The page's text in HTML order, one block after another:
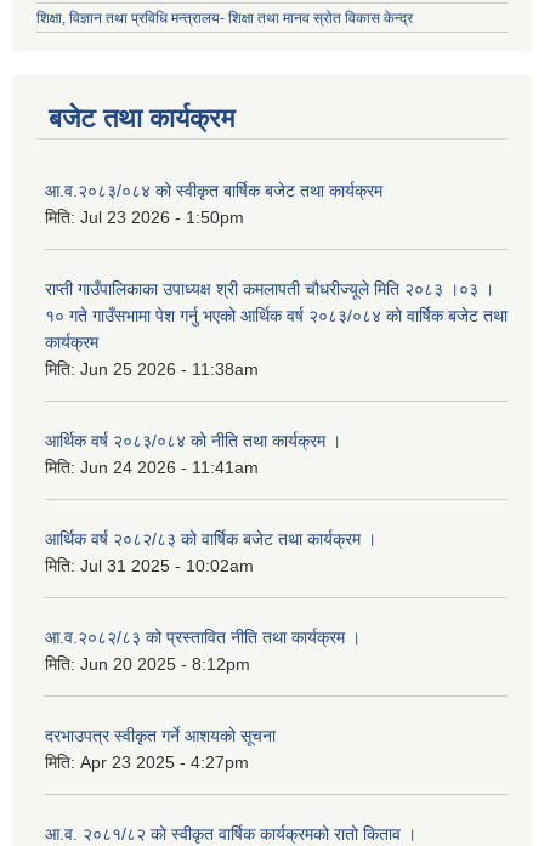
शिक्षा, विज्ञान तथा प्रविधि मन्त्रालय- शिक्षा तथा मानव स्रोत विकास केन्द्र
बजेट तथा कार्यक्रम
आ.व.२०८३/०८४ को स्वीकृत बार्षिक बजेट तथा कार्यक्रम
मिति: Jul 23 2026 - 1:50pm
राप्ती गाउँपालिकाका उपाध्यक्ष श्री कमलापती चौधरीज्यूले मिति २०८३ ।०३ ।
१० गते गाउँसभामा पेश गर्नु भएको आर्थिक वर्ष २०८३/०८४ को वार्षिक बजेट तथा
कार्यक्रम
मिति: Jun 25 2026 - 11:38am
आर्थिक वर्ष २०८३/०८४ को नीति तथा कार्यक्रम ।
मिति: Jun 24 2026 - 11:41am
आर्थिक वर्ष २०८२/८३ को वार्षिक बजेट तथा कार्यक्रम ।
मिति: Jul 31 2025 - 10:02am
आ.व.२०८२/८३ को प्रस्तावित नीति तथा कार्यक्रम ।
मिति: Jun 20 2025 - 8:12pm
दरभाउपत्र स्वीकृत गर्ने आशयकाे सूचना
मिति: Apr 23 2025 - 4:27pm
आ.व. २०८१/८२ को स्वीकृत वार्षिक कार्यक्रमको रातो किताव ।